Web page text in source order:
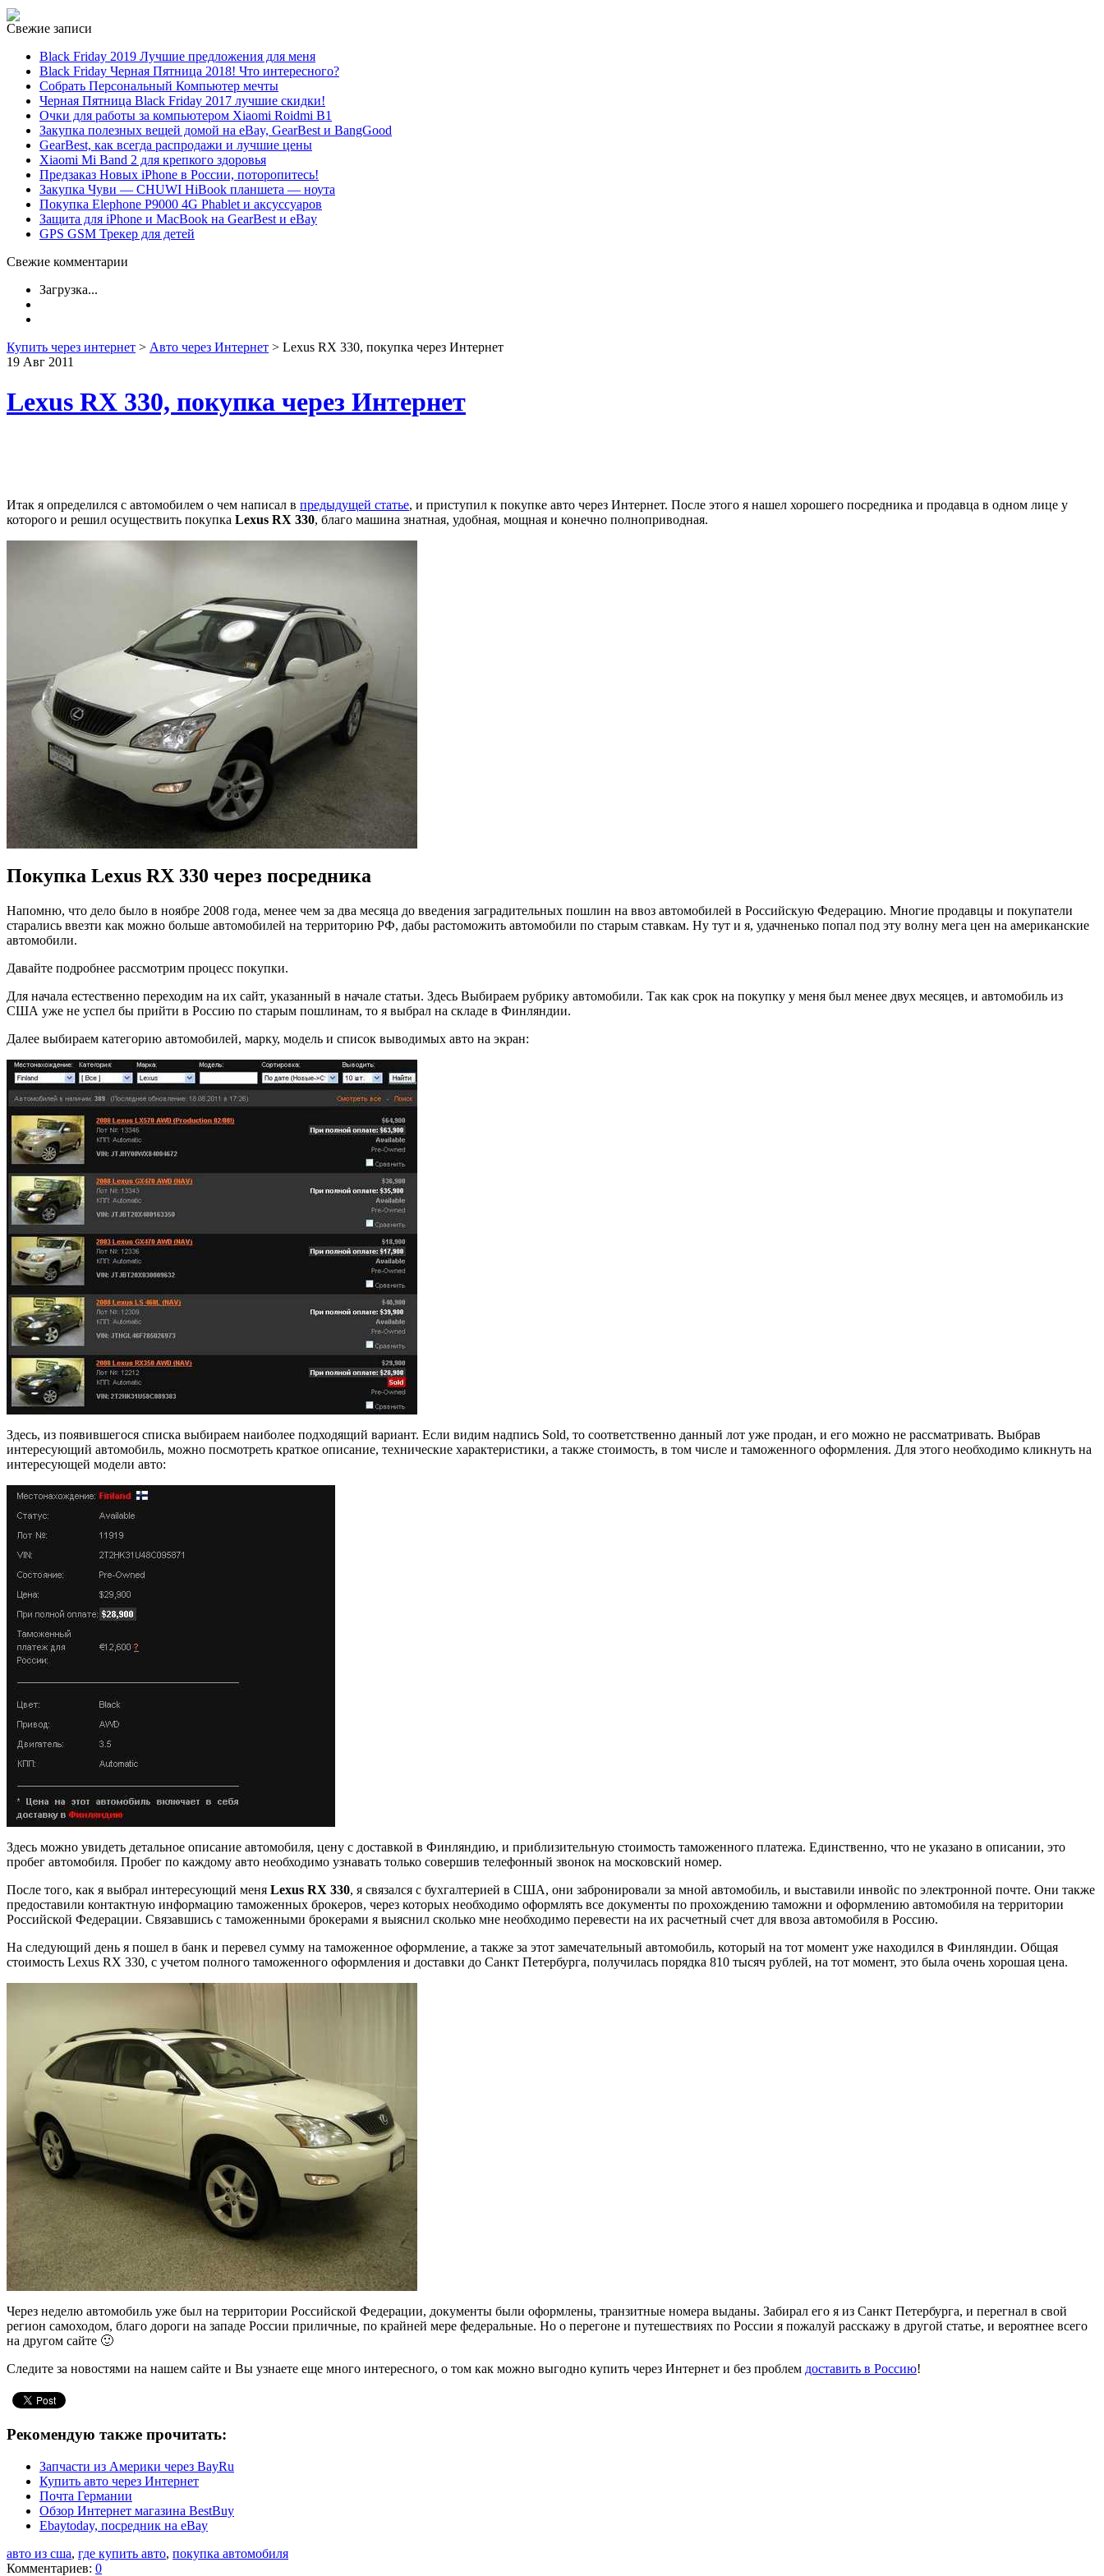
Свежие записи
Black Friday 2019 Лучшие предложения для меня
Black Friday Черная Пятница 2018! Что интересного?
Собрать Персональный Компьютер мечты
Черная Пятница Black Friday 2017 лучшие скидки!
Очки для работы за компьютером Xiaomi Roidmi B1
Закупка полезных вещей домой на eBay, GearBest и BangGood
GearBest, как всегда распродажи и лучшие цены
Xiaomi Mi Band 2 для крепкого здоровья
Предзаказ Новых iPhone в России, поторопитесь!
Закупка Чуви — CHUWI HiBook планшета — ноута
Покупка Elephone P9000 4G Phablet и аксуссуаров
Защита для iPhone и MacBook на GearBest и eBay
GPS GSM Трекер для детей
Свежие комментарии
Загрузка...
Купить через интернет > Авто через Интернет > Lexus RX 330, покупка через Интернет
19 Авг 2011
Lexus RX 330, покупка через Интернет
Итак я определился с автомобилем о чем написал в предыдущей статье, и приступил к покупке авто через Интернет. После этого я нашел хорошего посредника и продавца в одном лице у
которого и решил осуществить покупка Lexus RX 330, благо машина знатная, удобная, мощная и конечно полноприводная.
Покупка Lexus RX 330 через посредника
Напомню, что дело было в ноябре 2008 года, менее чем за два месяца до введения заградительных пошлин на ввоз автомобилей в Российскую Федерацию. Многие продавцы и покупатели
старались ввезти как можно больше автомобилей на территорию РФ, дабы растоможить автомобили по старым ставкам. Ну тут и я, удачненько попал под эту волну мега цен на американские
автомобили.
Давайте подробнее рассмотрим процесс покупки.
Для начала естественно переходим на их сайт, указанный в начале статьи. Здесь Выбираем рубрику автомобили. Так как срок на покупку у меня был менее двух месяцев, и автомобиль из
США уже не успел бы прийти в Россию по старым пошлинам, то я выбрал на складе в Финляндии.
Далее выбираем категорию автомобилей, марку, модель и список выводимых авто на экран:
Здесь, из появившегося списка выбираем наиболее подходящий вариант. Если видим надпись Sold, то соответственно данный лот уже продан, и его можно не рассматривать. Выбрав
интересующий автомобиль, можно посмотреть краткое описание, технические характеристики, а также стоимость, в том числе и таможенного оформления. Для этого необходимо кликнуть на
интересующей модели авто:
Здесь можно увидеть детальное описание автомобиля, цену с доставкой в Финляндию, и приблизительную стоимость таможенного платежа. Единственно, что не указано в описании, это
пробег автомобиля. Пробег по каждому авто необходимо узнавать только совершив телефонный звонок на московский номер.
После того, как я выбрал интересующий меня Lexus RX 330, я связался с бухгалтерией в США, они забронировали за мной автомобиль, и выставили инвойс по электронной почте. Они также
предоставили контактную информацию таможенных брокеров, через которых необходимо оформлять все документы по прохождению таможни и оформлению автомобиля на территории
Российской Федерации. Связавшись с таможенными брокерами я выяснил сколько мне необходимо перевести на их расчетный счет для ввоза автомобиля в Россию.
На следующий день я пошел в банк и перевел сумму на таможенное оформление, а также за этот замечательный автомобиль, который на тот момент уже находился в Финляндии. Общая
стоимость Lexus RX 330, с учетом полного таможенного оформления и доставки до Санкт Петербурга, получилась порядка 810 тысяч рублей, на тот момент, это была очень хорошая цена.
Через неделю автомобиль уже был на территории Российской Федерации, документы были оформлены, транзитные номера выданы. Забирал его я из Санкт Петербурга, и перегнал в свой
регион самоходом, благо дороги на западе России приличные, по крайней мере федеральные. Но о перегоне и путешествиях по России я пожалуй расскажу в другой статье, и вероятнее всего
на другом сайте 🙂
Следите за новостями на нашем сайте и Вы узнаете еще много интересного, о том как можно выгодно купить через Интернет и без проблем доставить в Россию!
Рекомендую также прочитать:
Запчасти из Америки через BayRu
Купить авто через Интернет
Почта Германии
Обзор Интернет магазина BestBuy
Ebaytoday, посредник на eBay
авто из сша, где купить авто, покупка автомобиля
Комментариев: 0